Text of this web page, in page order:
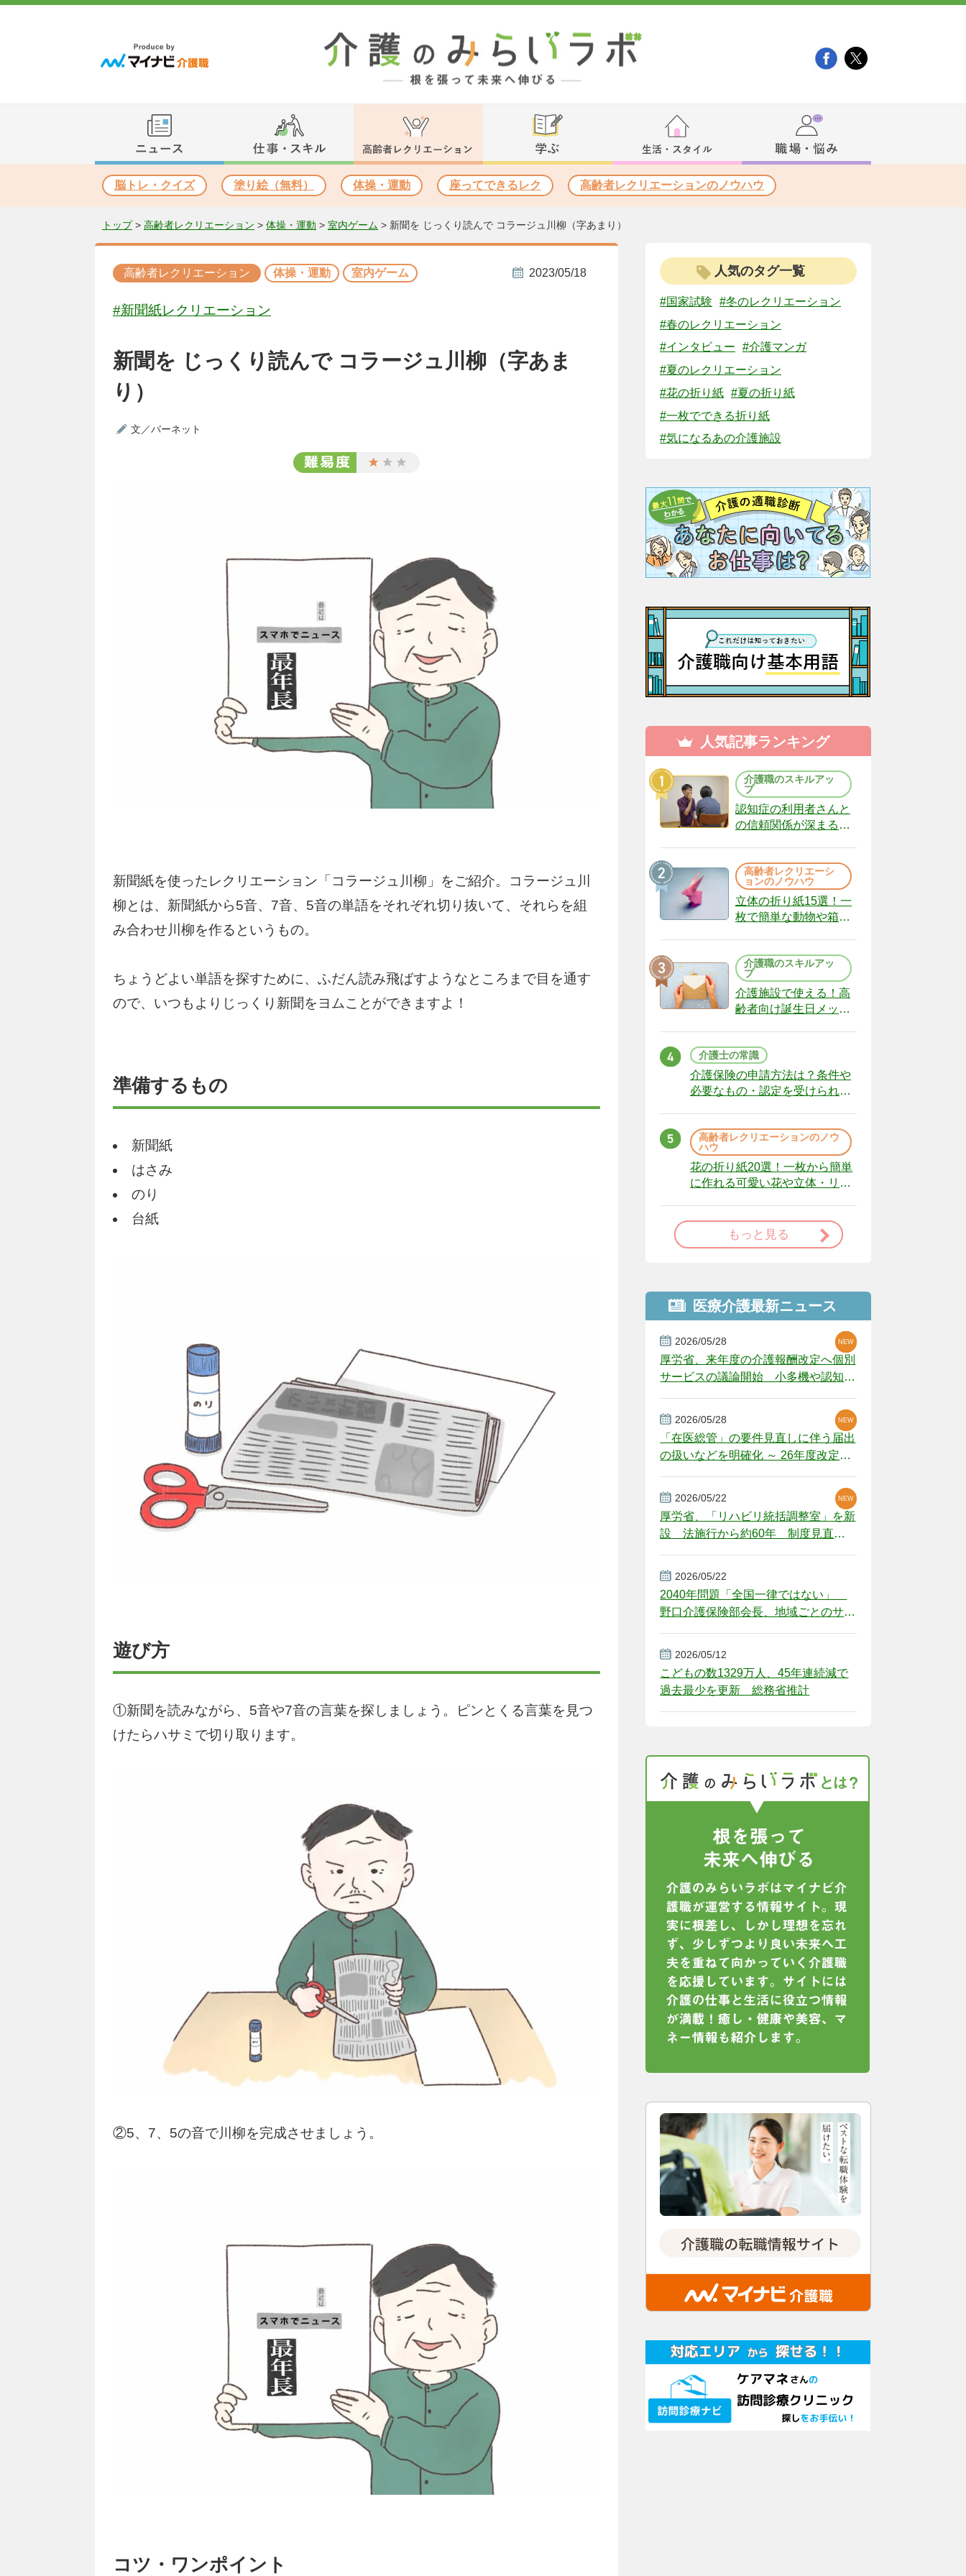
脳トレ・クイズ 塗り絵（無料） 体操・運動 座ってできるレク 高齢者レクリエーションのノウハウ
トップ> 高齢者レクリエーション > 体操・運動 > 室内ゲーム > 新聞を じっくり読んで コラージュ川柳（字あまり）
高齢者レクリエーション 体操・運動 室内ゲーム 2023/05/18
#新聞紙レクリエーション
新聞を じっくり読んで コラージュ川柳（字あま
り）
文／バーネット
新聞紙を使ったレクリエーション「コラージュ川柳」をご紹介。コラージュ川
柳とは、新聞紙から5音、7音、5音の単語をそれぞれ切り抜いて、それらを組
み合わせ川柳を作るというもの。
ちょうどよい単語を探すために、ふだん読み飛ばすようなところまで目を通す
ので、いつもよりじっくり新聞をヨムことができますよ！
準備するもの
新聞紙
はさみ
のり
台紙
遊び方
①新聞を読みながら、5音や7音の言葉を探しましょう。ピンとくる言葉を見つ
けたらハサミで切り取ります。
②5、7、5の音で川柳を完成させましょう。
コツ・ワンポイント
人気のタグ一覧
#国家試験
#冬のレクリエーション
#春のレクリエーション
#インタビュー
#介護マンガ
#夏のレクリエーション
#花の折り紙 #夏の折り紙
#一枚でできる折り紙
#気になるあの介護施設
人気記事ランキング
介護職のスキルアッ
プ
認知症の利用者さんと
の信頼関係が深まる声
（22）
高齢者レクリエーシ
ョンのノウハウ
立体の折り紙15選！一
枚で簡単な動物や箱、
介護職のスキルアッ
プ
介護施設で使える！高
齢者向け誕生日メッセ
介護士の常識
介護保険の申請方法は？条件や
必要なもの・認定を受けられな
高齢者レクリエーションのノウ
ハウ
花の折り紙20選！一枚から簡単
に作れる可愛い花や立体・リー
もっと見る
医療介護最新ニュース
2026/05/28
厚労省、来年度の介護報酬改定へ個別
サービスの議論開始 小多機や認知症
NEW
NEW
NEW
2026/05/28
「在医総管」の要件見直しに伴う届出
の扱いなどを明確化 ～ 26年度改定疑
NEW
NEW
2026/05/22
厚労省、「リハビリ統括調整室」を新
設 法施行から約60年 制度見直し
NEW
2026/05/22
2040年問題「全国一律ではない」
野口介護保険部会長、地域ごとのサー
2026/05/12
こどもの数1329万人、45年連続減で
過去最少を更新 総務省推計